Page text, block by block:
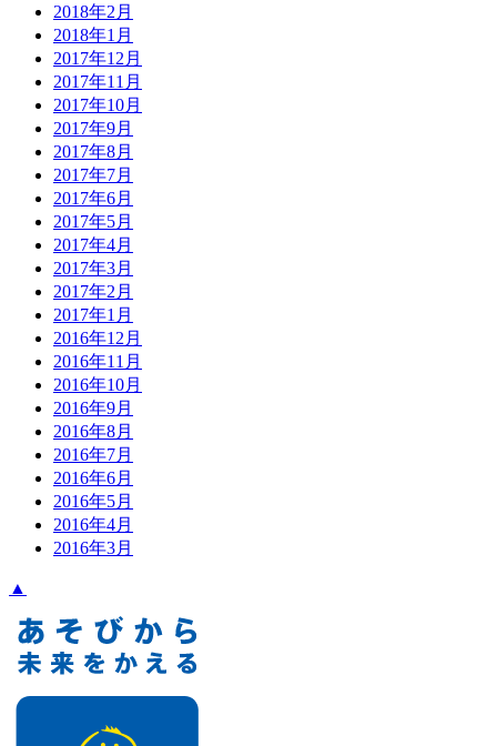
2018年2月
2018年1月
2017年12月
2017年11月
2017年10月
2017年9月
2017年8月
2017年7月
2017年6月
2017年5月
2017年4月
2017年3月
2017年2月
2017年1月
2016年12月
2016年11月
2016年10月
2016年9月
2016年8月
2016年7月
2016年6月
2016年5月
2016年4月
2016年3月
▲